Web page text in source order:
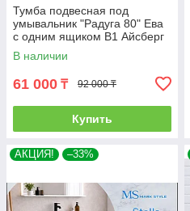
Тумба подвесная под
умывальник "Радуга 80" Ева
с одним ящиком В1 Айсберг
В наличии
61 000 ₸ 92 000 ₸
Купить
АКЦИЯ! –33%